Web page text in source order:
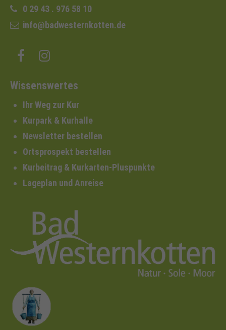
0 29 43 . 976 58 10
info@badwesternkotten.de
Wissenswertes
Ihr Weg zur Kur
Kurpark & Kurhalle
Newsletter bestellen
Ortsprospekt bestellen
Kurbeitrag & Kurkarten-Pluspunkte
Lageplan und Anreise